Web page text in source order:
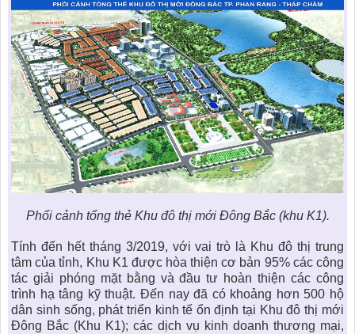
Phối cảnh tổng thẻ Khu đô thị mới Đông Bắc (khu K1).
Tính đến hết tháng 3/2019, với vai trò là Khu đô thị trung
tâm của tỉnh, Khu K1 được hòa thiện cơ bản 95% các công
tác giải phóng mặt bằng và đầu tư hoàn thiện các công
trình hạ tâng kỹ thuật. Đến nay đã có khoảng hơn 500 hộ
dân sinh sống, phát triển kinh tế ổn định tại Khu đô thị mới
Đông Bắc (Khu K1); các dịch vụ kinh doanh thương mại,